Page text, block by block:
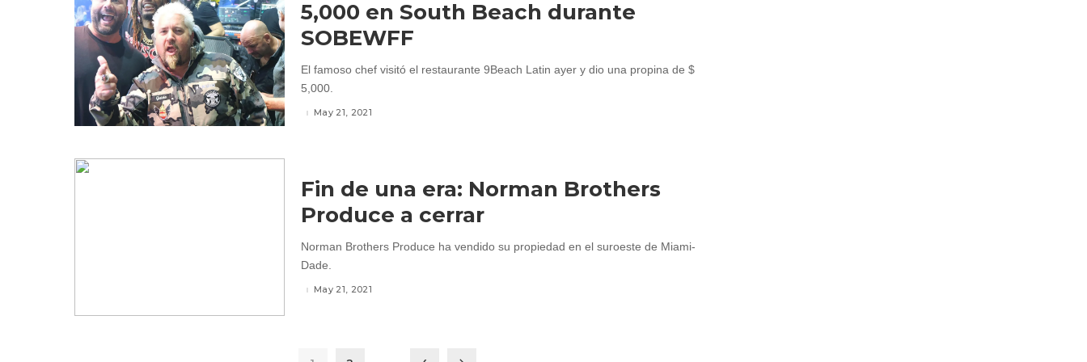
5,000 en South Beach durante
SOBEWFF
El famoso chef visitó el restaurante 9Beach Latin ayer y dio una propina de $
5,000.
May 21, 2021
Fin de una era: Norman Brothers
Produce a cerrar
Norman Brothers Produce ha vendido su propiedad en el suroeste de Miami-
Dade.
May 21, 2021